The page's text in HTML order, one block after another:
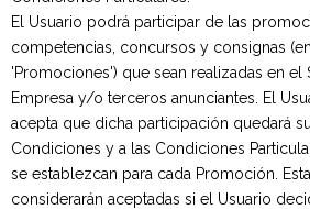
Art Series
El Usuario podrá participar de las
competencias, concursos y consignas
'Promociones') que sean realizadas en el
Empresa y/o terceros anunciantes. El
acepta que dicha participación quedará
Condiciones y a las Condiciones
se establezcan para cada Promoción.
considerarán aceptadas si el Usuario